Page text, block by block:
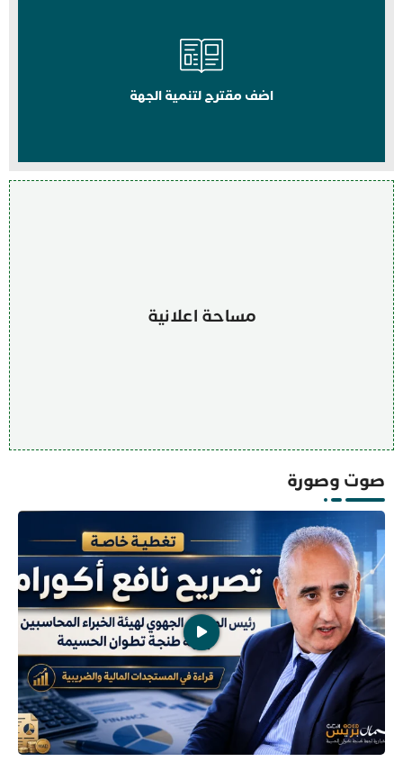
اضف مقترح لتنمية الجهة
مساحة اعلانية
صوت وصورة